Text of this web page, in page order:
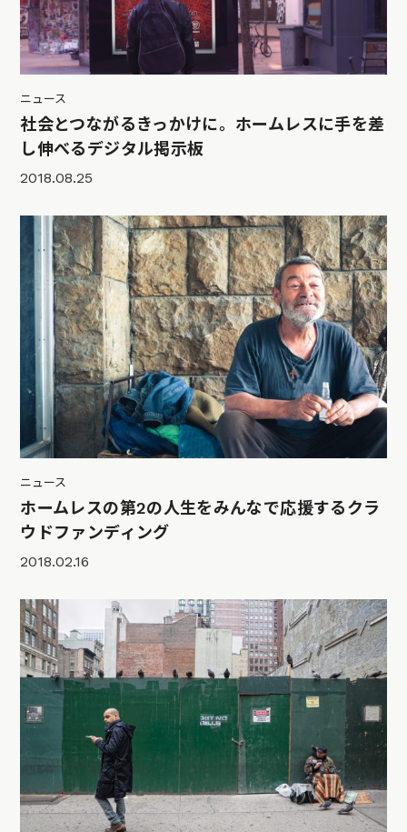
ニュース
社会とつながるきっかけに。ホームレスに手を差
し伸べるデジタル掲示板
2018.08.25
ニュース
ホームレスの第2の人生をみんなで応援するクラ
ウドファンディング
2018.02.16